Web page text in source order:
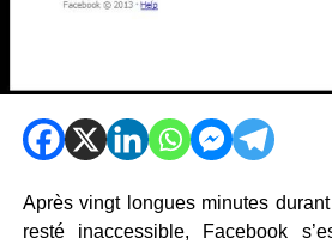
Après vingt longues minutes
resté inaccessible, Facebook